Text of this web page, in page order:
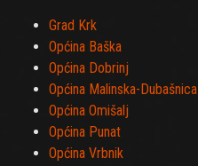
Grad Krk
Općina Baška
Općina Dobrinj
Općina Malinska-Dubašnica
Općina Omišalj
Općina Punat
Općina Vrbnik